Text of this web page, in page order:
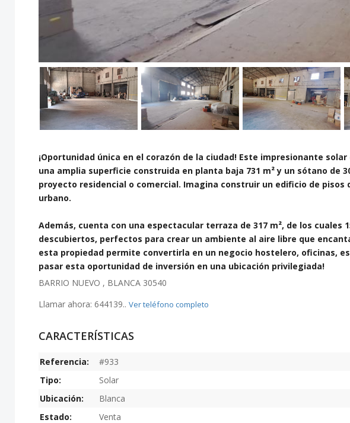
¡Oportunidad única en el corazón de la ciudad! Este impresionante
una amplia superficie construida en planta baja 731 m² y un sótano de
proyecto residencial o comercial. Imagina construir un edificio de
urbano.
Además, cuenta con una espectacular terraza de 317 m², de los cuales
descubiertos, perfectos para crear un ambiente al aire libre que
esta propiedad permite convertirla en un negocio hostelero, oficinas,
pasar esta oportunidad de inversión en una ubicación privilegiada!
BARRIO NUEVO , BLANCA 30540
Llamar ahora: 644139.. Ver teléfono completo
CARACTERÍSTICAS
Referencia:
#933
Tipo:
Solar
Ubicación:
Blanca
Estado:
Venta